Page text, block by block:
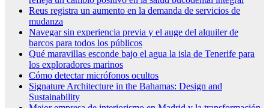
Reus registra un aumento en la demanda de servicios de
mudanza
Navegar sin experiencia previa y el auge del alquiler de
barcos para todos los públicos
Qué maravillas esconde bajo el agua la isla de Tenerife para
los exploradores marinos
Cómo detectar micrófonos ocultos
Signature Architecture in the Bahamas: Design and
Sustainability